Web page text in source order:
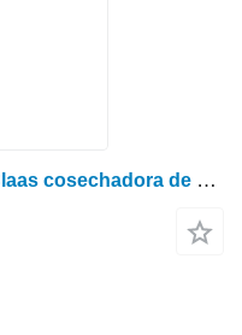
Claas 7755640 reductor para Claas cosechadora de cereales